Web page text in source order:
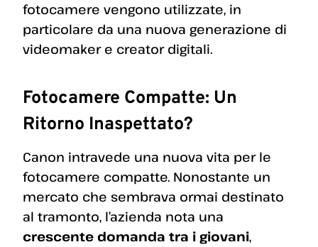
fotocamere vengono utilizzate, in
particolare da una nuova generazione di
videomaker e creator digitali.
Fotocamere Compatte: Un
Ritorno Inaspettato?
Canon intravede una nuova vita per le
fotocamere compatte. Nonostante un
mercato che sembrava ormai destinato
al tramonto, l’azienda nota una
crescente domanda tra i giovani,